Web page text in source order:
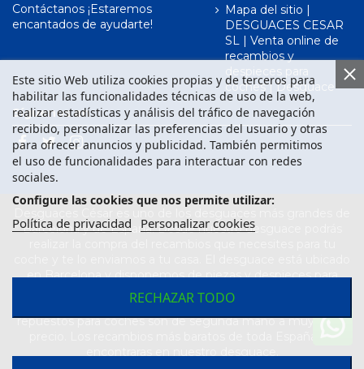
Contáctanos ¡Estaremos
encantados de ayudarte!
Mapa del sitio |
DESGUACES CESAR
SL | Venta online de
recambios y
despieces para
coches | Desguace
Este sitio Web utiliza cookies propias y de terceros para
habilitar las funcionalidades técnicas de uso de la web,
realizar estadísticas y análisis del tráfico de navegación
recibido, personalizar las preferencias del usuario y otras
para ofrecer anuncios y publicidad. También permitimos
el uso de funcionalidades para interactuar con redes
sociales.
Configure las cookies que nos permite utilizar:
Política de privacidad Personalizar cookies
RECHAZAR TODO
Síguenos en
Barcelona y de España. Desde nuestro desguace podrás
en Barcelona y disponemos de piezas y despieces para
todas las marcas de vehículos. Compra el recambio que
necesitas para tu coche en nuestro desguace. Los
repuestos para coches son de segunda mano a muy buen